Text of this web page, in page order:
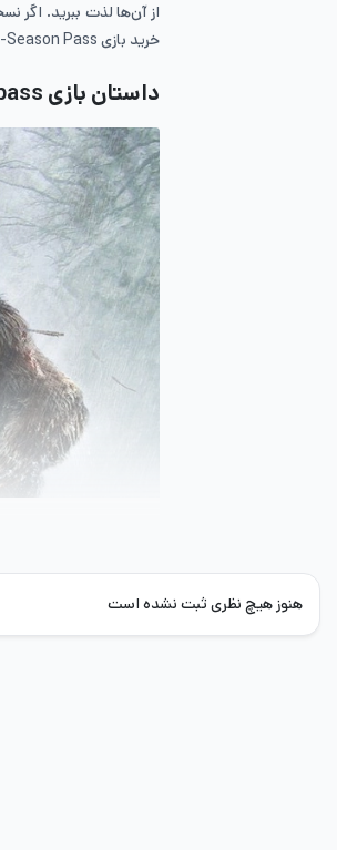
از آن‌ها لذت ببرید. اگر
خرید بازی Rise Of The Tomb Rider-Season Pass را انجام دهید. اگر می‌خواهید اطلاعات بیشتری درباره این بازی به دست بیاورید بهتر است که در ادامه با ما همراه باشید.
داستان بازی Rise Of The Tomb Rider-season pass
داستان این بازی
هنوز هیچ نظری ثبت نشده است